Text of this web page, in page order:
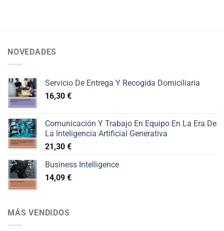
NOVEDADES
Servicio De Entrega Y Recogida Domiciliaria
16,30 €
Comunicación Y Trabajo En Equipo En La Era De
La Inteligencia Artificial Generativa
21,30 €
Business Intelligence
14,09 €
MÁS VENDIDOS